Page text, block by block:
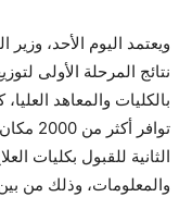
ويعتمد اليوم الأحد، وزير
نتائج المرحلة الأولى
بالكليات والمعاهد
توافر
الثانية للقبول بكليات